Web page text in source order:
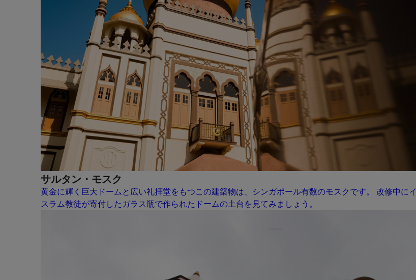
サルタン・モスク
黄金に輝く巨大ドームと広い礼拝堂をもつこの建築物は、シンガポール有数のモスクです。 改修中にイ
スラム教徒が寄付したガラス瓶で作られたドームの土台を見てみましょう。